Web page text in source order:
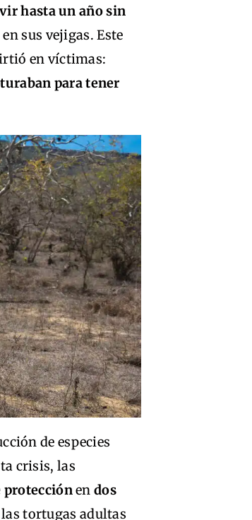
hasta un año sin
sus vejigas. Este
en víctimas:
para tener
de especies
crisis, las
protecciónendos
tortugas adultas